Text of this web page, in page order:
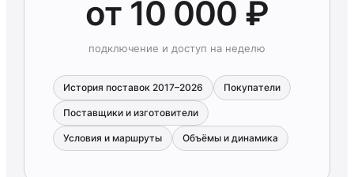
от 10 000 ₽
подключение и доступ на неделю
История поставок 2017–2026 Покупатели
Поставщики и изготовители
Условия и маршруты Объёмы и динамика